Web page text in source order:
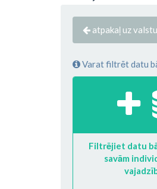
atpakaļ uz
Varat filtrēt datu
Filtrējiet datu
savām